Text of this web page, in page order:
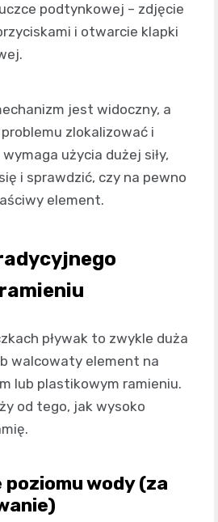
podtynkowej – zdjęcie
i otwarcie klapki
jest widoczny, a
zlokalizować i
użycia dużej siły,
i sprawdzić, czy na pewno
element.
pływak to zwykle duża
walcowaty element na
lub plastikowym ramieniu.
od tego, jak wysoko
poziomu wody (za